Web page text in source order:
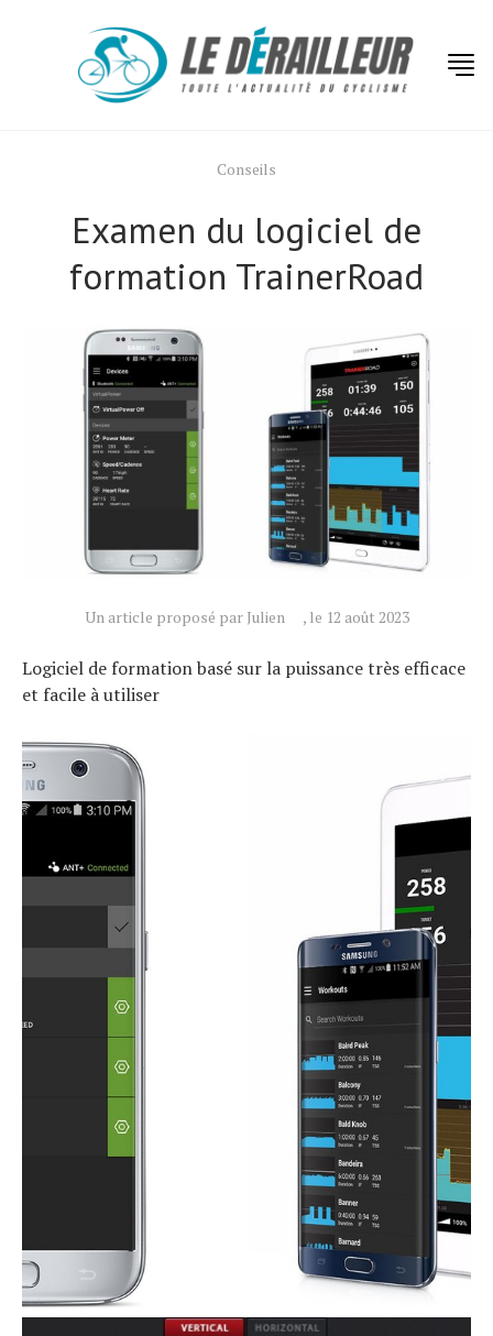
Conseils
Examen du logiciel de
formation TrainerRoad
Un article proposé par Julien , le 12 août 2023
Logiciel de formation basé sur la puissance très efficace
et facile à utiliser